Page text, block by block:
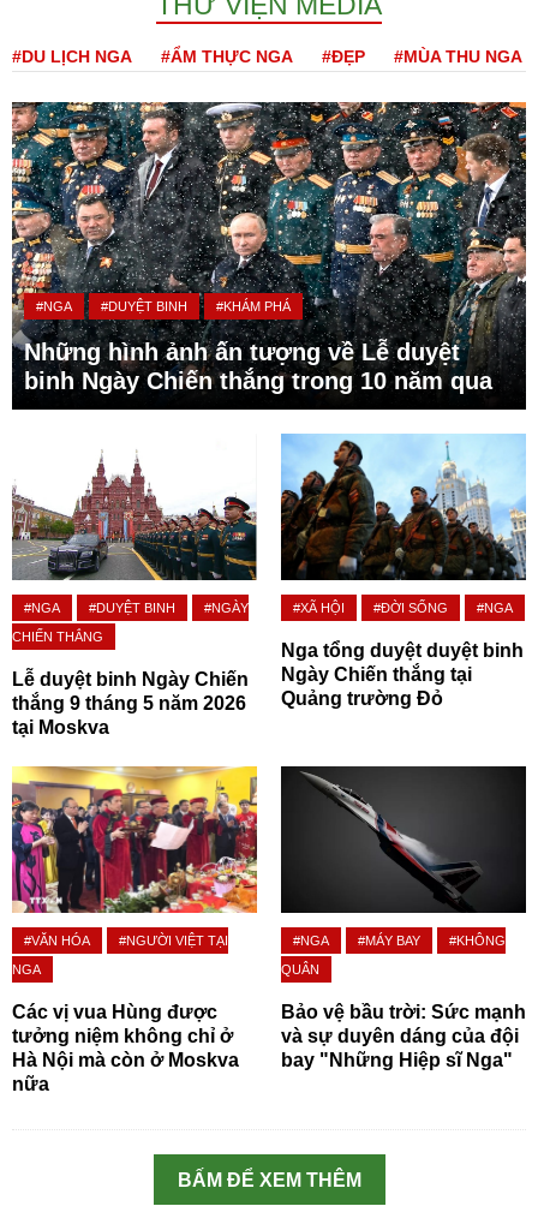
#DU LỊCH NGA #ẨM THỰC NGA #ĐẸP #MÙA THU NGA
#NGA #DUYỆT BINH #KHÁM PHÁ
Những hình ảnh ấn tượng về Lễ duyệt
binh Ngày Chiến thắng trong 10 năm qua
#NGA #DUYỆT BINH
#NGÀY
CHIẾN THẮNG
Lễ duyệt binh Ngày Chiến
thắng 9 tháng 5 năm 2026
tại Moskva
#XÃ HỘI #ĐỜI SỐNG #NGA
Nga tổng duyệt duyệt binh
Ngày Chiến thắng tại
Quảng trường Đỏ
#VĂN HÓA
#NGƯỜI VIỆT TẠI
NGA
Các vị vua Hùng được
tưởng niệm không chỉ ở
Hà Nội mà còn ở Moskva
nữa
#NGA #MÁY BAY
#KHÔNG
QUÂN
Bảo vệ bầu trời: Sức mạnh
và sự duyên dáng của đội
bay "Những Hiệp sĩ Nga"
BẤM ĐỂ XEM THÊM